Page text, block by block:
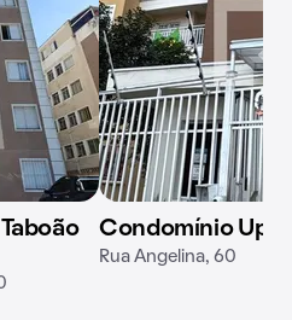
Condomínio
Rua Angelina, 60